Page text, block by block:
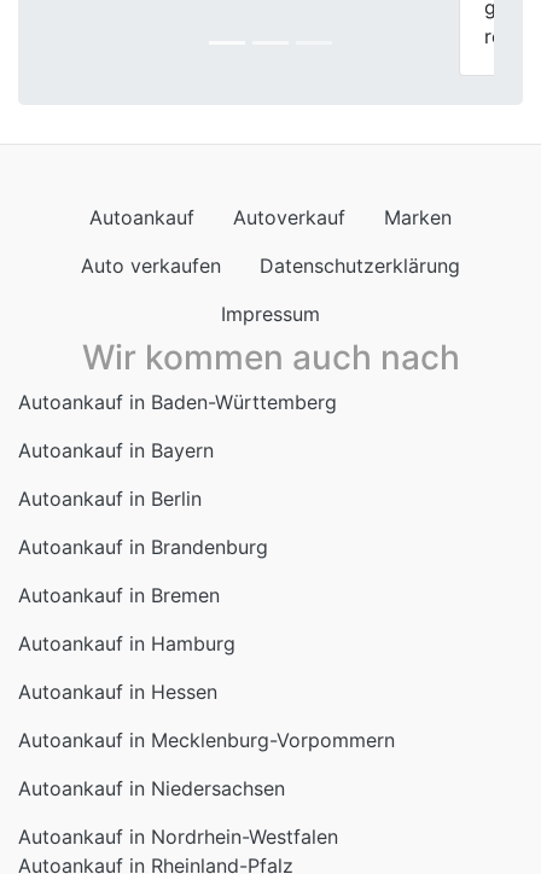
Autoankauf Autoverkauf
Marken
Auto verkaufen
Datenschutzerklärung
Impressum
Wir kommen auch nach
Autoankauf in Baden-Württemberg
Autoankauf in Bayern
Autoankauf in Berlin
Autoankauf in Brandenburg
Autoankauf in Bremen
Autoankauf in Hamburg
Autoankauf in Hessen
Autoankauf in Mecklenburg-Vorpommern
Autoankauf in Niedersachsen
Autoankauf in Nordrhein-Westfalen
Autoankauf in Rheinland-Pfalz